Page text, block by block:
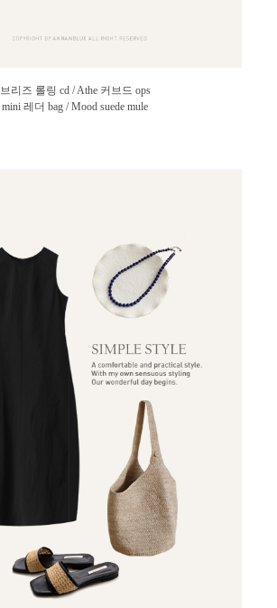
브리즈 롤링 cd / Athe 커브드 ops
mini 레더 bag / Mood suede mule